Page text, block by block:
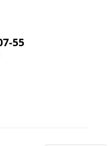
55
до 17:00